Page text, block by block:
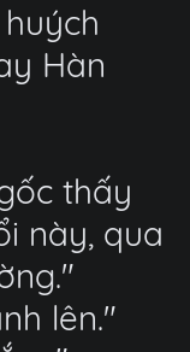
Hàn
thấy
này, qua
lên."